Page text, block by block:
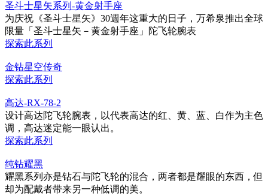
圣斗士星矢系列-黄金射手座
为庆祝《圣斗士星矢》30週年这重大的日子，万希泉推出全球
限量「圣斗士星矢－黄金射手座」陀飞轮腕表
探索此系列
金钻星空传奇
探索此系列
高达-RX-78-2
设计高达陀飞轮腕表，以代表高达的红、黄、蓝、白作为主色
调，高达迷定能一眼认出。
探索此系列
纯钻耀黑
耀黑系列亦是钻石与陀飞轮的混合，两者都是耀眼的东西，但
却为配戴者带来另一种低调的美。